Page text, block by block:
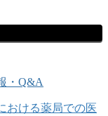
・Q&A
おける薬局での医